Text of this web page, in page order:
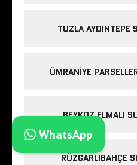
TUZLA AYDINTEPE
ÜMRANIYE
BEYKOZ ELMALI
RÜZGARLIBAHÇE
WhatsApp